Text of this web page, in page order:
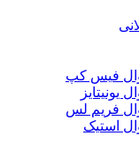
فیس کپ
یونیتایز
فریم لس
استیک